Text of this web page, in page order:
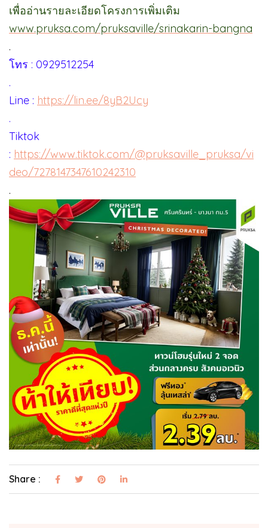
เพื่ออ่านรายละเอียดโครงการเพิ่มเติม
www.pruksa.com/pruksaville/srinakarin-bangna
.
โทร : 0929512254
.
Line : https://lin.ee/8yB2Ucy
.
Tiktok
: https://www.tiktok.com/@pruksaville_pruksa/vi
deo/7278147347610242310
.
Share :